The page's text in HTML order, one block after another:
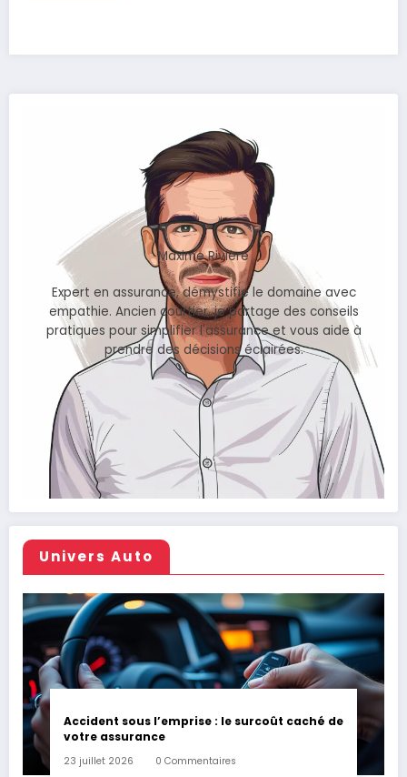
Maxime Rivière
Expert en assurance, démystifie le domaine avec
empathie. Ancien courtier, je partage des conseils
pratiques pour simplifier l'assurance et vous aide à
prendre des décisions éclairées.
Univers Auto
Accident sous l’emprise : le surcoût caché de
votre assurance
23 juillet 2026 0 Commentaires